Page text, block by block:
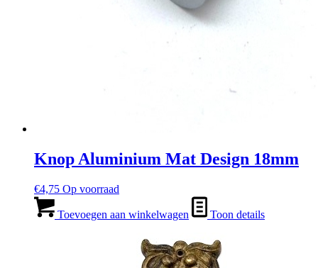
Knop Aluminium Mat Design 18mm
€4,75 Op voorraad
Toevoegen aan winkelwagen Toon details